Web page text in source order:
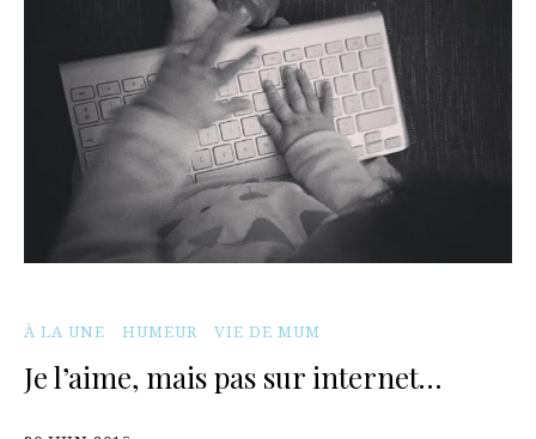
À LA UNE HUMEUR VIE DE MUM
Je l’aime, mais pas sur internet…